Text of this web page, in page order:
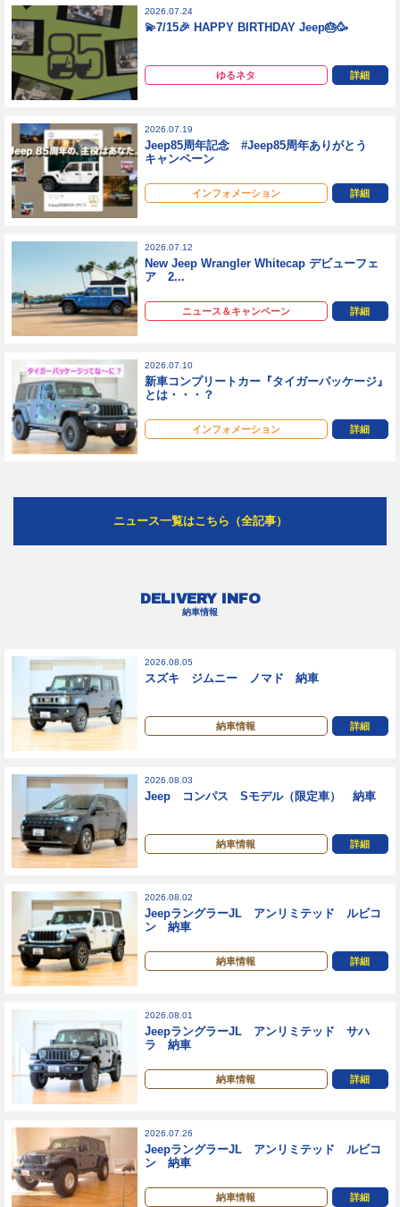
2026.07.24
💫7/15🎉 HAPPY BIRTHDAY Jeep🎂🥳
ゆるネタ 詳細
2026.07.19
Jeep85周年記念 #Jeep85周年ありがとう
キャンペーン
インフォメーション 詳細
2026.07.12
New Jeep Wrangler Whitecap デビューフェ
ア 2...
ニュース＆キャンペーン 詳細
2026.07.10
新車コンプリートカー『タイガーパッケージ』
とは・・・？
インフォメーション 詳細
ニュース一覧はこちら（全記事）
DELIVERY INFO
納車情報
2026.08.05
スズキ ジムニー ノマド 納車
納車情報 詳細
2026.08.03
Jeep コンパス Sモデル（限定車） 納車
納車情報 詳細
2026.08.02
JeepラングラーJL アンリミテッド ルビコ
ン 納車
納車情報 詳細
2026.08.01
JeepラングラーJL アンリミテッド サハ
ラ 納車
納車情報 詳細
2026.07.26
JeepラングラーJL アンリミテッド ルビコ
ン 納車
納車情報 詳細